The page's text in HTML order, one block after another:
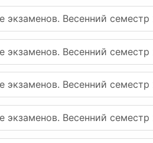
экзаменов. Весенний
экзаменов. Весенний
экзаменов. Весенний
экзаменов. Весенний